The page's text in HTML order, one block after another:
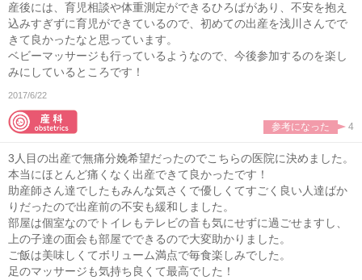
産後には、育児相談や体重測定ができるひろばがあり、不安を抱え
込みすぎずに育児ができているので、初めての出産を浅川さんでで
きて良かったなと思っています。
ベビーマッサージも行っているようなので、今後参加するのを楽し
みにしているところです！
2017/6/22
参考になった 4
3人目の出産で無痛分娩希望だったのでこちらの医院に決めました。
本当にほとんど痛くなく出産できて良かったです！
助産師さん達でしたもみんな気さくで優しくてすごく良い人達ばか
りだったので出産前の不安も緩和しました。
部屋は個室なのでトイレもテレビの音も気にせずに過ごせますし、
上の子達の面会も部屋でできるので大変助かりました。
ご飯は美味しくてボリューム満点で毎食楽しみでした。
足のマッサージも気持ち良くて最高でした！